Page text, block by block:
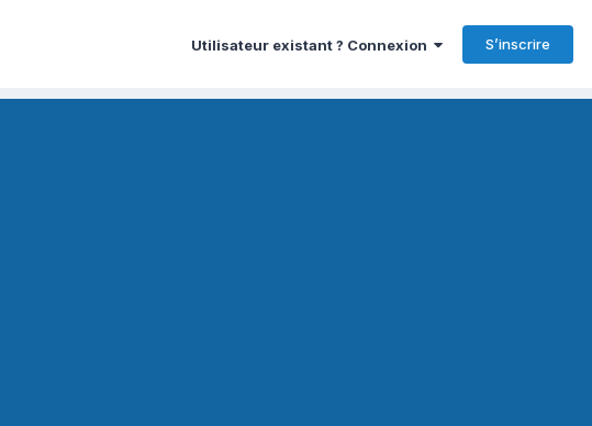
Utilisateur existant ? Connexion S’inscrire